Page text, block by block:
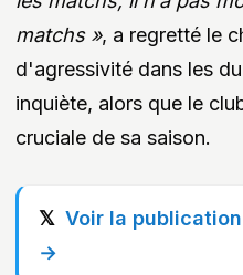
matchs », a regretté le
d'agressivité dans les
inquiète, alors que le
cruciale de sa saison.
Voir la
→